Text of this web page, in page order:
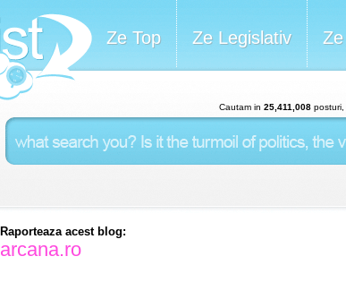
Ze Top Ze Legislativ
Cautam in 25,411,008posturi,
Raporteaza acest blog:
arcana.ro